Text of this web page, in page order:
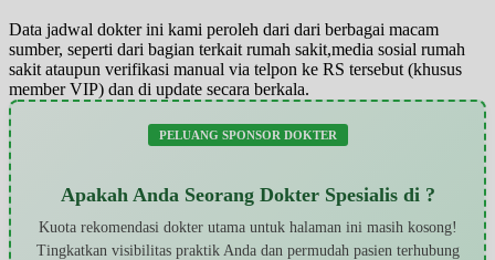
Data jadwal dokter ini kami peroleh dari dari berbagai macam
sumber, seperti dari bagian terkait rumah sakit,media sosial rumah
sakit ataupun verifikasi manual via telpon ke RS tersebut (khusus
member VIP) dan di update secara berkala.
PELUANG SPONSOR DOKTER
Apakah Anda Seorang Dokter Spesialis di ?
Kuota rekomendasi dokter utama untuk halaman ini masih kosong!
Tingkatkan visibilitas praktik Anda dan permudah pasien terhubung